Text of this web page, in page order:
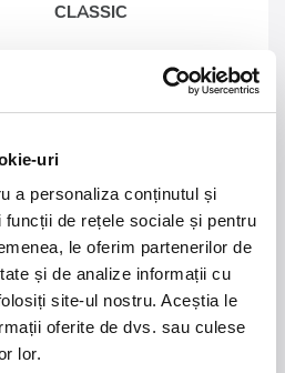
uri
a personaliza conținutul și
de rețele sociale și pentru
le oferim partenerilor de
și de analize informații cu
site-ul nostru. Aceștia le
oferite de dvs. sau culese
lor.
CLASSIC
pe 27 septembrie,
Turneul promovează
A Thousand Little
explorează teme precum
prin imagini cinematice,
sonorități symphonic
M